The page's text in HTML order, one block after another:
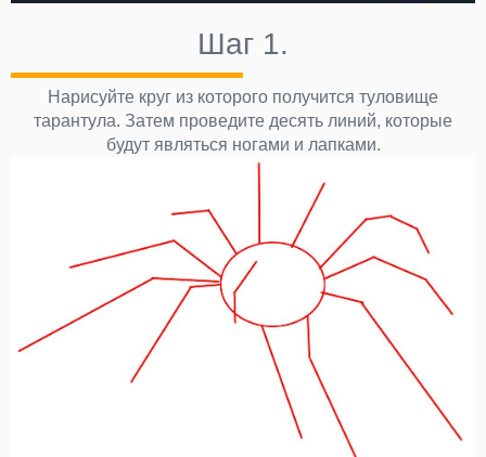
Шаг 1.
Нарисуйте круг из которого получится туловище
тарантула. Затем проведите десять линий, которые
будут являться ногами и лапками.